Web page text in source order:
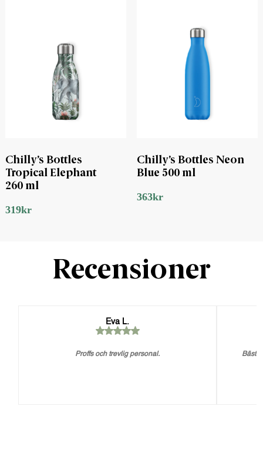
Chilly’s Bottles
Tropical Elephant
260 ml
319kr
Chilly’s Bottles Neon
Blue 500 ml
363kr
Recensioner
Eva L.
Proffs och trevlig personal. Bästa